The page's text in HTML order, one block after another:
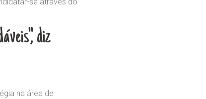
diz
na área de